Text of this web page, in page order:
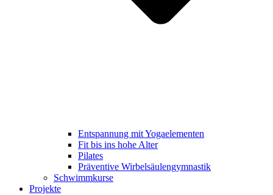
Entspannung mit Yogaelementen
Fit bis ins hohe Alter
Pilates
Präventive Wirbelsäulengymnastik
Schwimmkurse
Projekte